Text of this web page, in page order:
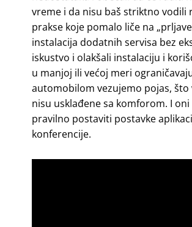
vreme i da nisu baš striktno vodili
prakse koje pomalo liče na
instalacija dodatnih servisa bez
iskustvo i olakšali instalaciju i
u manjoj ili većoj meri
automobilom vezujemo pojas,
nisu usklađene sa komforom. I
pravilno postaviti postavke
konferencije.